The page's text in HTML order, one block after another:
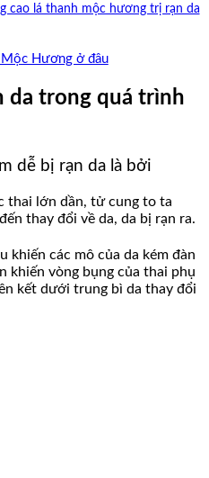
cao lá thanh mộc hương trị rạn da
Mộc Hương ở đâu
da trong quá trình
dễ bị rạn da là bởi
thai lớn dần, tử cung to ta
thay đổi về da, da bị rạn ra.
khiến các mô của da kém đàn
khiến vòng bụng của thai phụ
kết dưới trung bì da thay đổi